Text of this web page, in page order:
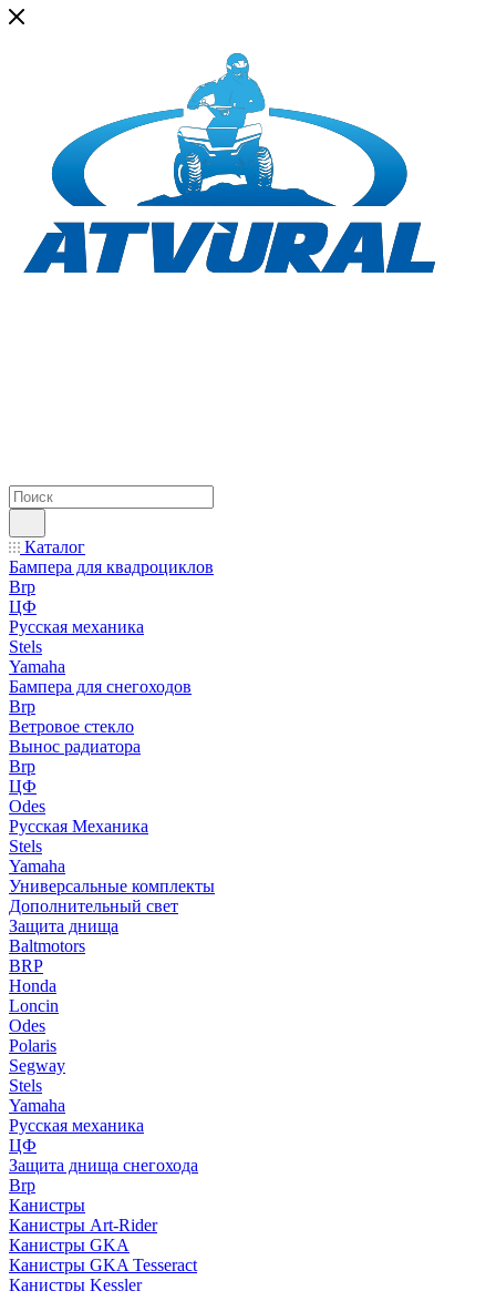
Каталог
Бампера для квадроциклов
Brp
ЦФ
Русская механика
Stels
Yamaha
Бампера для снегоходов
Brp
Ветровое стекло
Вынос радиатора
Brp
ЦФ
Odes
Русская Механика
Stels
Yamaha
Универсальные комплекты
Дополнительный свет
Защита днища
Baltmotors
BRP
Honda
Loncin
Odes
Polaris
Segway
Stels
Yamaha
Русская механика
ЦФ
Защита днища снегохода
Brp
Канистры
Канистры Art-Rider
Канистры GKA
Канистры GKA Tesseract
Канистры Kessler